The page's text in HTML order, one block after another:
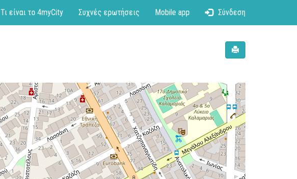
Τι είναι το 4myCity Συχνές ερωτήσεις Mobile app Σύνδεση